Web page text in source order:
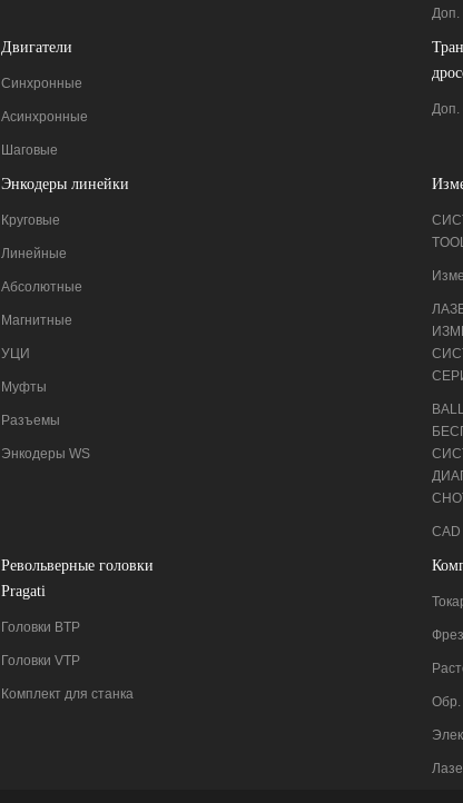
Доп.
Двигатели
Синхронные
Асинхронные
Шаговые
Доп.
Энкодеры линейки
Круговые
Линейные
Абсолютные
Магнитные
УЦИ
Муфты
Разъемы
Энкодеры WS
CAD
Pевольверные головки
Pragati
Головки BTP
Головки VTP
Комплект для станка Обр.